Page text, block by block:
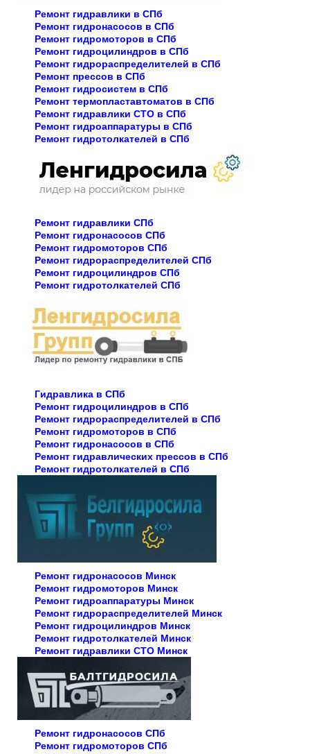
Ремонт гидравлики в СПб
Ремонт гидронасосов в СПб
Ремонт гидромоторов в СПб
Ремонт гидроцилиндров в СПб
Ремонт гидрораспределителей в СПб
Ремонт прессов в СПб
Ремонт гидросистем в СПб
Ремонт термопластавтоматов в СПб
Ремонт гидравлики СТО в СПб
Ремонт гидроаппаратуры в СПб
Ремонт гидротолкателей в СПб
Ремонт гидравлики СПб
Ремонт гидронасосов СПб
Ремонт гидромоторов СПб
Ремонт гидрораспределителей СПб
Ремонт гидроцилиндров СПб
Ремонт гидротолкателей СПб
Гидравлика в СПб
Ремонт гидроцилиндров в СПб
Ремонт гидрораспределителей в СПб
Ремонт гидромоторов в СПб
Ремонт гидронасосов в СПб
Ремонт гидравлических прессов в СПб
Ремонт гидротолкателей в СПб
Ремонт гидронасосов Минск
Ремонт гидромоторов Минск
Ремонт гидроаппаратуры Минск
Ремонт гидрораспределителей Минск
Ремонт гидроцилиндров Минск
Ремонт гидротолкателей Минск
Ремонт гидравлики СТО Минск
Ремонт гидронасосов СПб
Ремонт гидромоторов СПб